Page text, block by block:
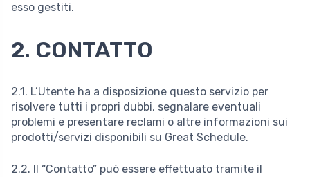
esso gestiti.
2. CONTATTO
2.1. L’Utente ha a disposizione questo servizio per
risolvere tutti i propri dubbi, segnalare eventuali
problemi e presentare reclami o altre informazioni sui
prodotti/servizi disponibili su Great Schedule.
2.2. Il “Contatto” può essere effettuato tramite il